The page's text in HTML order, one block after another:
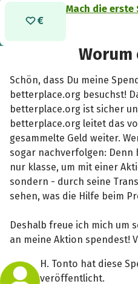
Mach die erste
Worum
Schön, dass Du meine
betterplace.org besuchst!
betterplace.org ist sicher
betterplace.org leitet das
gesammelte Geld weiter.
sogar nachverfolgen:
nur klasse, um mit einer
sondern - durch seine
sehen, was die Hilfe beim
Deshalb freue ich mich um
an meine Aktion spendest!
H. Tonto hat diese
veröffentlicht.